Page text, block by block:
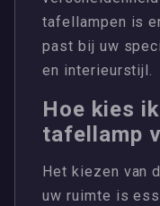
tafellampen is
past bij uw
en interieurstijl.
Hoe kies
tafellamp
Het kiezen van
uw ruimte is